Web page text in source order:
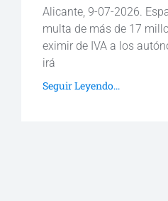
Alicante, 9-07-2026.
multa de más de 17
eximir de IVA a los
irá
Seguir Leyendo...